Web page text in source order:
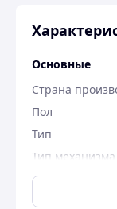
Основные
Страна
Пол
Тип
Тип механизма
Источник
Циферблат